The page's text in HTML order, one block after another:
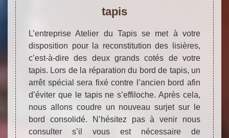
tapis
L’entreprise Atelier du Tapis se met à votre
disposition pour la reconstitution des lisières,
c’est-à-dire des deux grands cotés de votre
tapis. Lors de la réparation du bord de tapis, un
arrêt spécial sera fixé contre l’ancien bord afin
d’éviter que le tapis ne s’effiloche. Après cela,
nous allons coudre un nouveau surjet sur le
bord consolidé. N’hésitez pas à venir nous
consulter s’il vous est nécessaire de